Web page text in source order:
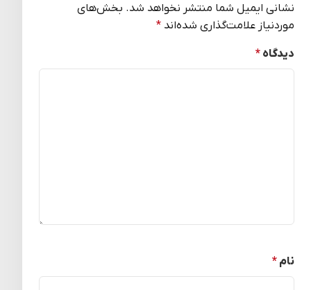
نشانی ایمیل شما منتشر نخواهد شد. بخش‌های
موردنیاز علامت‌گذاری شده‌اند *
دیدگاه *
نام *